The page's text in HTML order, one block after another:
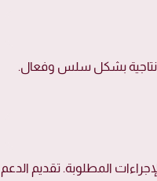
بشكل سلس وفعال.
المطلوبة. تقديم الدعم